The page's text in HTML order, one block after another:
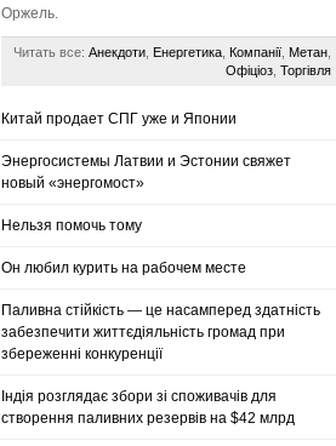
Оржель.
Читать все: Анекдоти, Енергетика, Компанії, Метан,
Офіціоз, Торгівля
Китай продает СПГ уже и Японии
Энергосистемы Латвии и Эстонии свяжет
новый «энергомост»
Нельзя помочь тому
Он любил курить на рабочем месте
Паливна стійкість — це насамперед здатність
забезпечити життєдіяльність громад при
збереженні конкуренції
Індія розглядає збори зі споживачів для
створення паливних резервів на $42 млрд